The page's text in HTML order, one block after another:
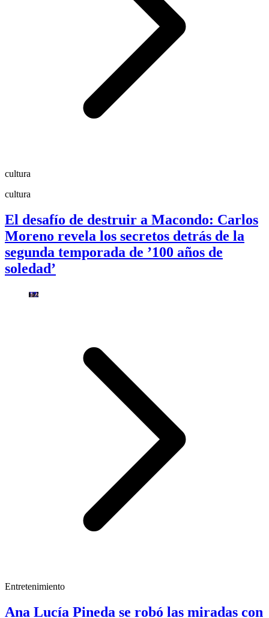
cultura
cultura
El desafío de destruir a Macondo: Carlos
Moreno revela los secretos detrás de la
segunda temporada de ’100 años de
soledad’
Entretenimiento
Ana Lucía Pineda se robó las miradas con